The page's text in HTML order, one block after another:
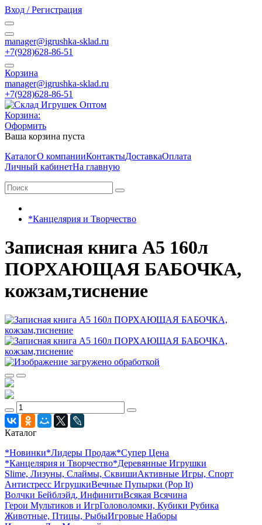
Вход / Регистрация
manager@igrushka-sklad.ru
+7(928)628-86-51
Корзина
manager@igrushka-sklad.ru
+7(928)628-86-51
Корзина:
Оформить
Ваша корзина пуста
КаталогО компанииКонтактыДоставкаОплата
Личный кабинетНа главную
*Канцелярия и Творчество
Записная книга А5 160л
ПОРХАЮЩАЯ БАБОЧКА,
кожзам,тиснение
Каталог
*Новинки*Лидеры Продаж*Супер Цена
*Канцелярия и Творчество*Деревянные Игрушки
Slime, Лизуны, Слаймы, СквишиАктивные Игры, Спорт
Антистресс ИгрушкиВечные Пупырки (Pop It)
Волчки Бейблэйд, ИнфинитиВсякая Всячина
Герои Мультиков и ИгрГоловоломки, Кубики Рубика
Животные, Птицы, РыбыИгровые Наборы